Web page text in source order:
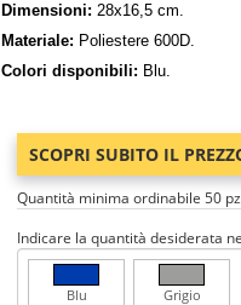
Dimensioni: 28x16,5 cm.
Materiale: Poliestere 600D.
Colori disponibili: Blu.
SCOPRI SUBITO IL
Quantità minima ordinabile 50
Indicare la quantità desiderata
Blu Grigio